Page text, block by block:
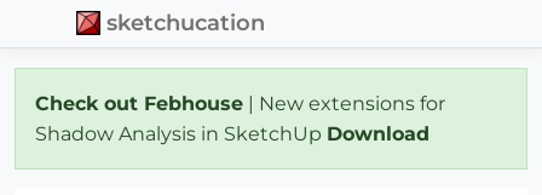
sketchucation
Check out Febhouse | New extensions for
Shadow Analysis in SketchUp Download